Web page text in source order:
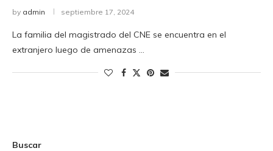
by admin septiembre 17, 2024
La familia del magistrado del CNE se encuentra en el
extranjero luego de amenazas …
Buscar